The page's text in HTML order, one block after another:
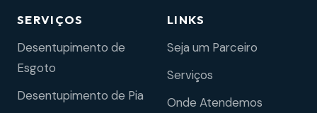
SERVIÇOS
Desentupimento de
Esgoto
Desentupimento de Pia
LINKS
Seja um Parceiro
Serviços
Onde Atendemos